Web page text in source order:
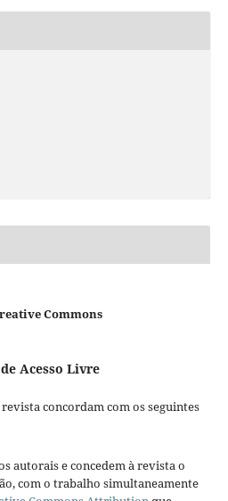
Commons
Acesso Livre
concordam com os seguintes
autorais e concedem à revista o
com o trabalho simultaneamente